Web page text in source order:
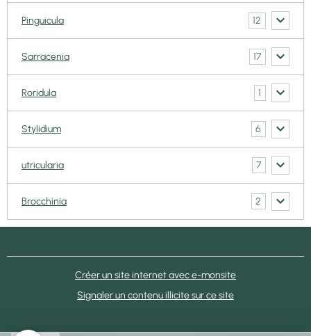
Pinguicula 12
Sarracenia 17
Roridula 1
Stylidium 6
utricularia 7
Brocchinia 2
Créer un site internet avec e-monsite
Signaler un contenu illicite sur ce site